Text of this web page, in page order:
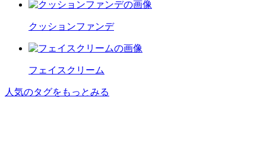
クッションファンデ
フェイスクリーム
人気のタグをもっとみる